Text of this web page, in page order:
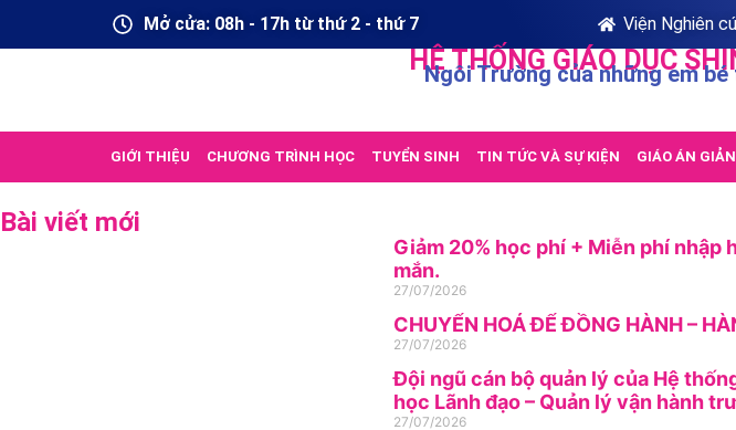
Mở cửa: 08h - 17h từ thứ 2 - thứ 7 Viện Nghiên
HỆ THỐNG GIÁO DỤC
Ngôi Trường của những em
GIỚI THIỆU CHƯƠNG TRÌNH HỌC TUYỂN SINH TIN TỨC VÀ SỰ KIỆN GIÁO ÁN
Bài viết mới
Giảm 20% học phí + Miễn phí nhập
mắn.
27/07/2026
CHUYỂN HOÁ ĐỂ ĐỒNG HÀNH –
27/07/2026
Đội ngũ cán bộ quản lý của Hệ
học Lãnh đạo – Quản lý vận hành
27/07/2026